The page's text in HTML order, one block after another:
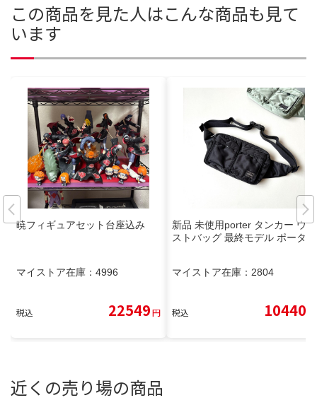
この商品を見た人はこんな商品も見て
います
暁フィギュアセット台座込み
マイストア在庫： 4996
税込 22549円
新品 未使用porter タンカー ウエ
ストバッグ 最終モデル ポーター
マイストア在庫： 2804
税込 10440
近くの売り場の商品